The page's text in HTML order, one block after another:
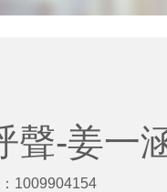
聲-姜一
1009904154